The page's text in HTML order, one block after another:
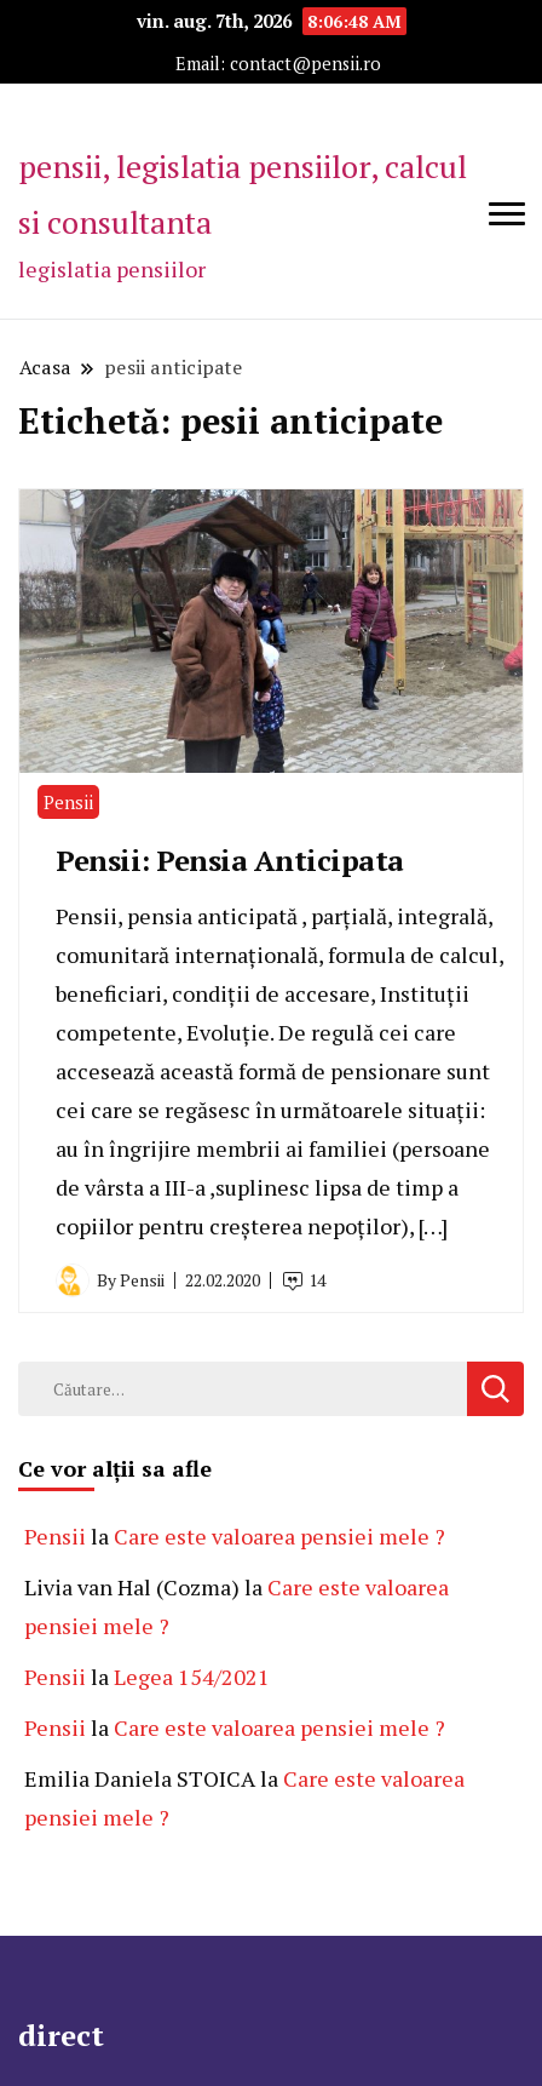
vin. aug. 7th, 2026
8:06:49 AM
Email: contact@pensii.ro
pensii, legislatia pensiilor, calcul
si consultanta
legislatia pensiilor
Acasa pesii anticipate
Etichetă: pesii anticipate
Pensii
Pensii: Pensia Anticipata
Pensii, pensia anticipată , parțială, integrală,
comunitară internațională, formula de calcul,
beneficiari, condiții de accesare, Instituții
competente, Evoluție. De regulă cei care
accesează această formă de pensionare sunt
cei care se regăsesc în următoarele situații:
au în îngrijire membrii ai familiei (persoane
de vârsta a III-a ,suplinesc lipsa de timp a
copiilor pentru creșterea nepoților), […]
ByPensii 22.02.2020 14
Caută
Ce vor alții sa afle
Pensii la Care este valoarea pensiei mele ?
Livia van Hal (Cozma) la Care este valoarea
pensiei mele ?
Pensii laLegea 154/2021
Pensii la Care este valoarea pensiei mele ?
Emilia Daniela STOICAla Care este valoarea
pensiei mele ?
direct